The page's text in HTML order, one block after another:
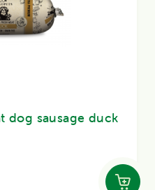
dog sausage duck